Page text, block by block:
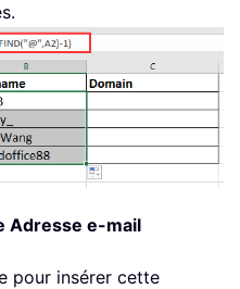
Adresse e-mail
pour insérer cette